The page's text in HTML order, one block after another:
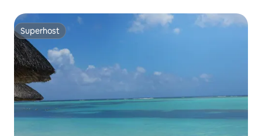
Superhost
Superhost